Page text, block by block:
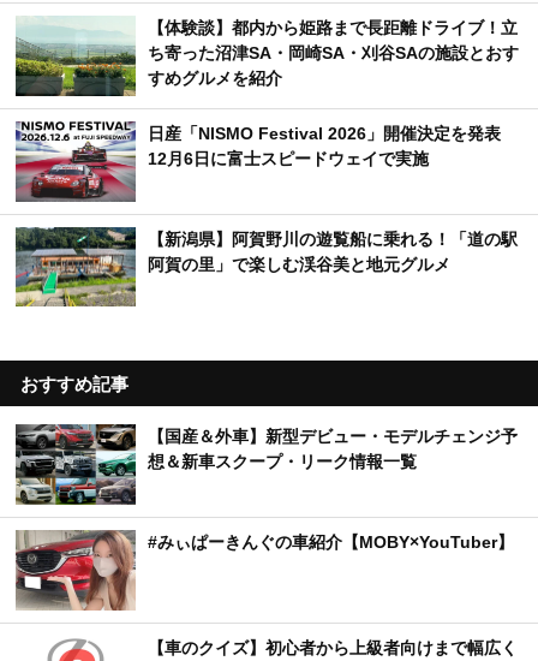
【体験談】都内から姫路まで長距離ドライブ！立
ち寄った沼津SA・岡崎SA・刈谷SAの施設とおす
すめグルメを紹介
日産「NISMO Festival 2026」開催決定を発表
12月6日に富士スピードウェイで実施
【新潟県】阿賀野川の遊覧船に乗れる！「道の駅
阿賀の里」で楽しむ渓谷美と地元グルメ
おすすめ記事
【国産＆外車】新型デビュー・モデルチェンジ予
想＆新車スクープ・リーク情報一覧
#みぃぱーきんぐの車紹介【MOBY×YouTuber】
【車のクイズ】初心者から上級者向けまで幅広く